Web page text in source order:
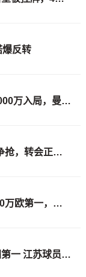
爆反转
截胡大戏上演！皇马预定罗德里？巴萨5000万入局，曼城坐山观虎斗
场均1.8关键传！德甲施蒂勒遭纽卡曼联争抢，转会正推进
西甲今夏引进球员转会费前10：戈登8000万欧第一，皇萨竞包揽前八
留洋球员最新消息，韩旭再破纪录成亚洲第一 江苏球员加盟西甲联赛